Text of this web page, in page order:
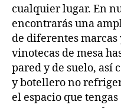
cualquier lugar. En
encontrarás una
de diferentes marcas
vinotecas de mesa
pared y de suelo, así
y botellero no
el espacio que